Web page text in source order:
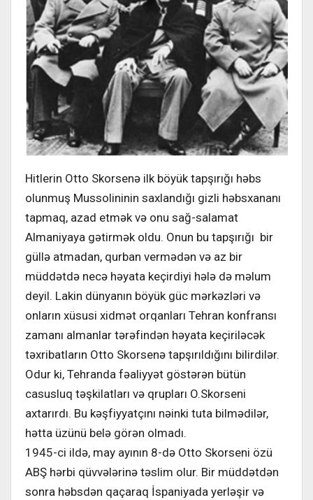
Hitlerin Otto Skorsenə ilk böyük tapşırığı həbs
olunmuş Mussolininin saxlandığı gizli həbsxananı
tapmaq, azad etmək və onu sağ-salamat
Almaniyaya gətirmək oldu. Onun bu tapşırığı bir
güllə atmadan, qurban vermədən və az bir
müddətdə necə həyata keçirdiyi hələ də məlum
deyil. Lakin dünyanın böyük güc mərkəzləri və
onların xüsusi xidmət orqanları Tehran konfransı
zamanı almanlar tərəfindən həyata keçiriləcək
təxribatların Otto Skorsenə tapşırıldığını bilirdilər.
Odur ki, Tehranda fəaliyyət göstərən bütün
casusluq təşkilatları və qrupları O.Skorseni
axtarırdı. Bu kəşfiyyatçını nəinki tuta bilmədilər,
hətta üzünü belə görən olmadı.
1945-ci ildə, may ayının 8-də Otto Skorseni özü
ABŞ hərbi qüvvələrinə təslim olur. Bir müddətdən
sonra həbsdən qaçaraq İspaniyada yerləşir və